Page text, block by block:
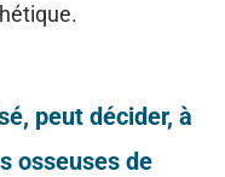
peut décider, à
osseuses de